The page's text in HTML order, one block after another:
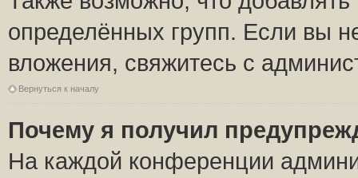
определённых групп. Если вы
вложения, свяжитесь с
Вернуться к началу
Почему я получил
На каждой конференции